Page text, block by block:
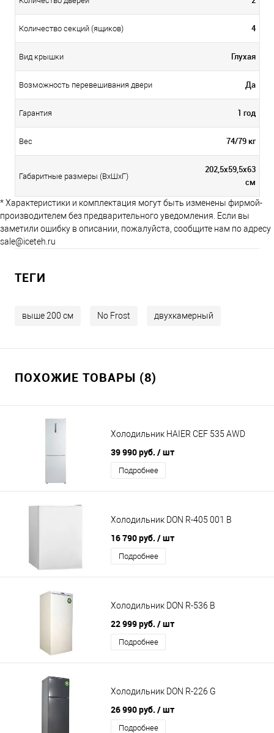
Количество секций (ящиков) 4
Вид крышки Глухая
Возможность перевешивания двери Да
Гарантия 1 год
Вес 74/79 кг
Габаритные размеры (ВхШхГ)
202,5х59,5х63
см
* Характеристики и комплектация могут быть изменены фирмой-
производителем без предварительного уведомления. Если вы
заметили ошибку в описании, пожалуйста, сообщите нам по адресу
sale@iceteh.ru
ТЕГИ
выше 200 см No Frost двухкамерный
ПОХОЖИЕ ТОВАРЫ (8)
Холодильник HAIER CEF 535 AWD
39 990 руб. / шт
Подробнее
Холодильник DON R-405 001 B
16 790 руб. / шт
Подробнее
Холодильник DON R-536 B
22 999 руб. / шт
Подробнее
Холодильник DON R-226 G
26 990 руб. / шт
Подробнее